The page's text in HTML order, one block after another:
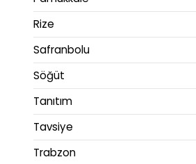
Rize
Safranbolu
Söğüt
Tanıtım
Tavsiye
Trabzon